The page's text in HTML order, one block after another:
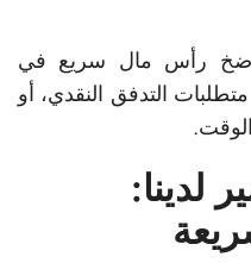
ضخ رأس مال سريع في
التدفق النقدي، أو
لدينا: